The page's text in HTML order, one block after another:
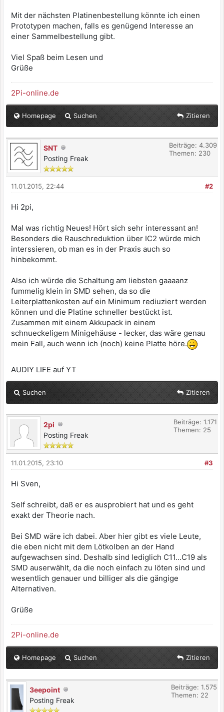
Mit der nächsten Platinenbestellung könnte ich einen
Prototypen machen, falls es genügend Interesse an
einer Sammelbestellung gibt.
Viel Spaß beim Lesen und
Grüße
2Pi-online.de
Homepage Suchen Zitieren
SNT
Posting Freak
Beiträge: 4.309
Themen: 230
#2
11.01.2015, 22:44
Hi 2pi,
Mal was richtig Neues! Hört sich sehr interessant an!
Besonders die Rauschreduktion über IC2 würde mich
interssieren, ob man es in der Praxis auch so
hinbekommt.
Also ich würde die Schaltung am liebsten gaaaanz
fummelig klein in SMD sehen, da so die
Leiterplattenkosten auf ein Minimum rediuziert werden
können und die Platine schneller bestückt ist.
Zusammen mit einem Akkupack in einem
schnueckeligem Minigehäuse - lecker, das wäre genau
mein Fall, auch wenn ich (noch) keine Platte höre.
AUDIY LIFE auf YT
Suchen Zitieren
2pi
Posting Freak
Beiträge: 1.171
Themen: 25
#3
11.01.2015, 23:10
Hi Sven,
Self schreibt, daß er es ausprobiert hat und es geht
exakt der Theorie nach.
Bei SMD wäre ich dabei. Aber hier gibt es viele Leute,
die eben nicht mit dem Lötkolben an der Hand
aufgewachsen sind. Deshalb sind lediglich C11...C19 als
SMD auserwählt, da die noch einfach zu löten sind und
wesentlich genauer und billiger als die gängige
Alternativen.
Grüße
2Pi-online.de
Homepage Suchen Zitieren
3eepoint
Posting Freak
Beiträge: 1.575
Themen: 22